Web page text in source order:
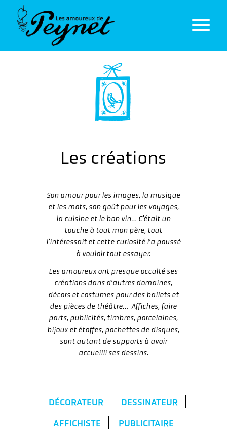
Les créations
Son amour pour les images, la musique
et les mots, son goût pour les voyages,
la cuisine et le bon vin… C’était un
touche à tout mon père, tout
l’intéressait et cette curiosité l’a poussé
à vouloir tout essayer.
Les amoureux ont presque occulté ses
créations dans d’autres domaines,
décors et costumes pour des ballets et
des pièces de théâtre… Affiches, faire
parts, publicités, timbres, porcelaines,
bijoux et étoffes, pochettes de disques,
sont autant de supports à avoir
accueilli ses dessins.
DÉCORATEUR
DESSINATEUR
AFFICHISTE
PUBLICITAIRE